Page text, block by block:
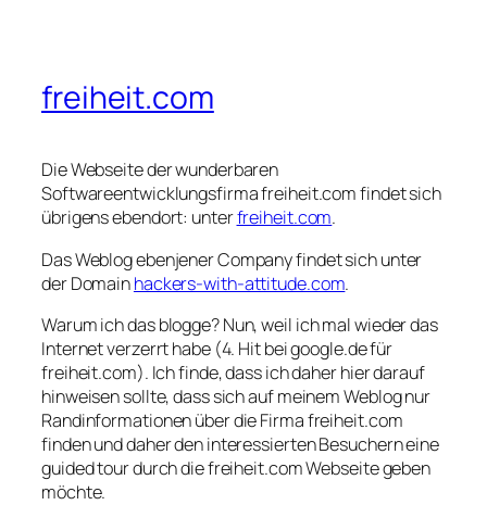
freiheit.com
Die Webseite der wunderbaren
Softwareentwicklungsfirma freiheit.com findet sich
übrigens ebendort: unterfreiheit.com.
Das Weblog ebenjener Company findet sich unter
der Domainhackers-with-attitude.com.
Warum ich das blogge? Nun, weil ich mal wieder das
Internet verzerrt habe (4. Hit bei google.de für
freiheit.com). Ich finde, dass ich daher hier darauf
hinweisen sollte, dass sich auf meinem Weblog nur
Randinformationen über die Firma freiheit.com
finden und daher den interessierten Besuchern eine
guided tour durch die freiheit.com Webseite geben
möchte.